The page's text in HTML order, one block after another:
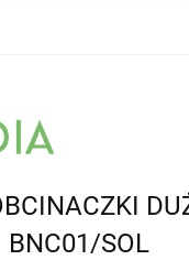
BNC01/SOL